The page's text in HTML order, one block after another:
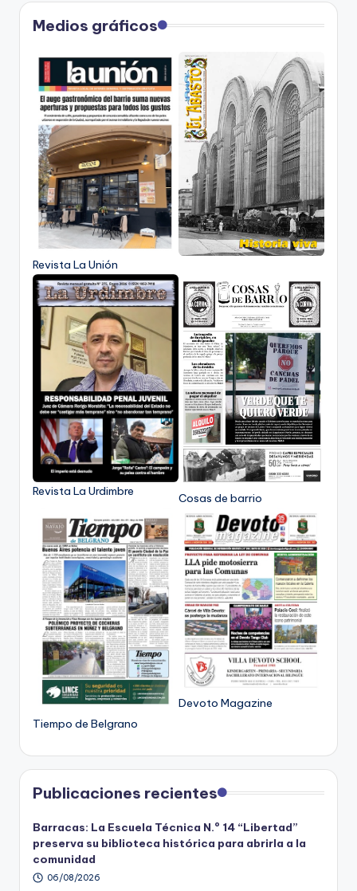
Medios gráficos
Revista La Unión
Revista La Urdimbre
Cosas de barrio
Tiempo de Belgrano
Devoto Magazine
Publicaciones recientes
Barracas: La Escuela Técnica N.º 14 “Libertad”
preserva su biblioteca histórica para abrirla a la
comunidad
06/08/2026